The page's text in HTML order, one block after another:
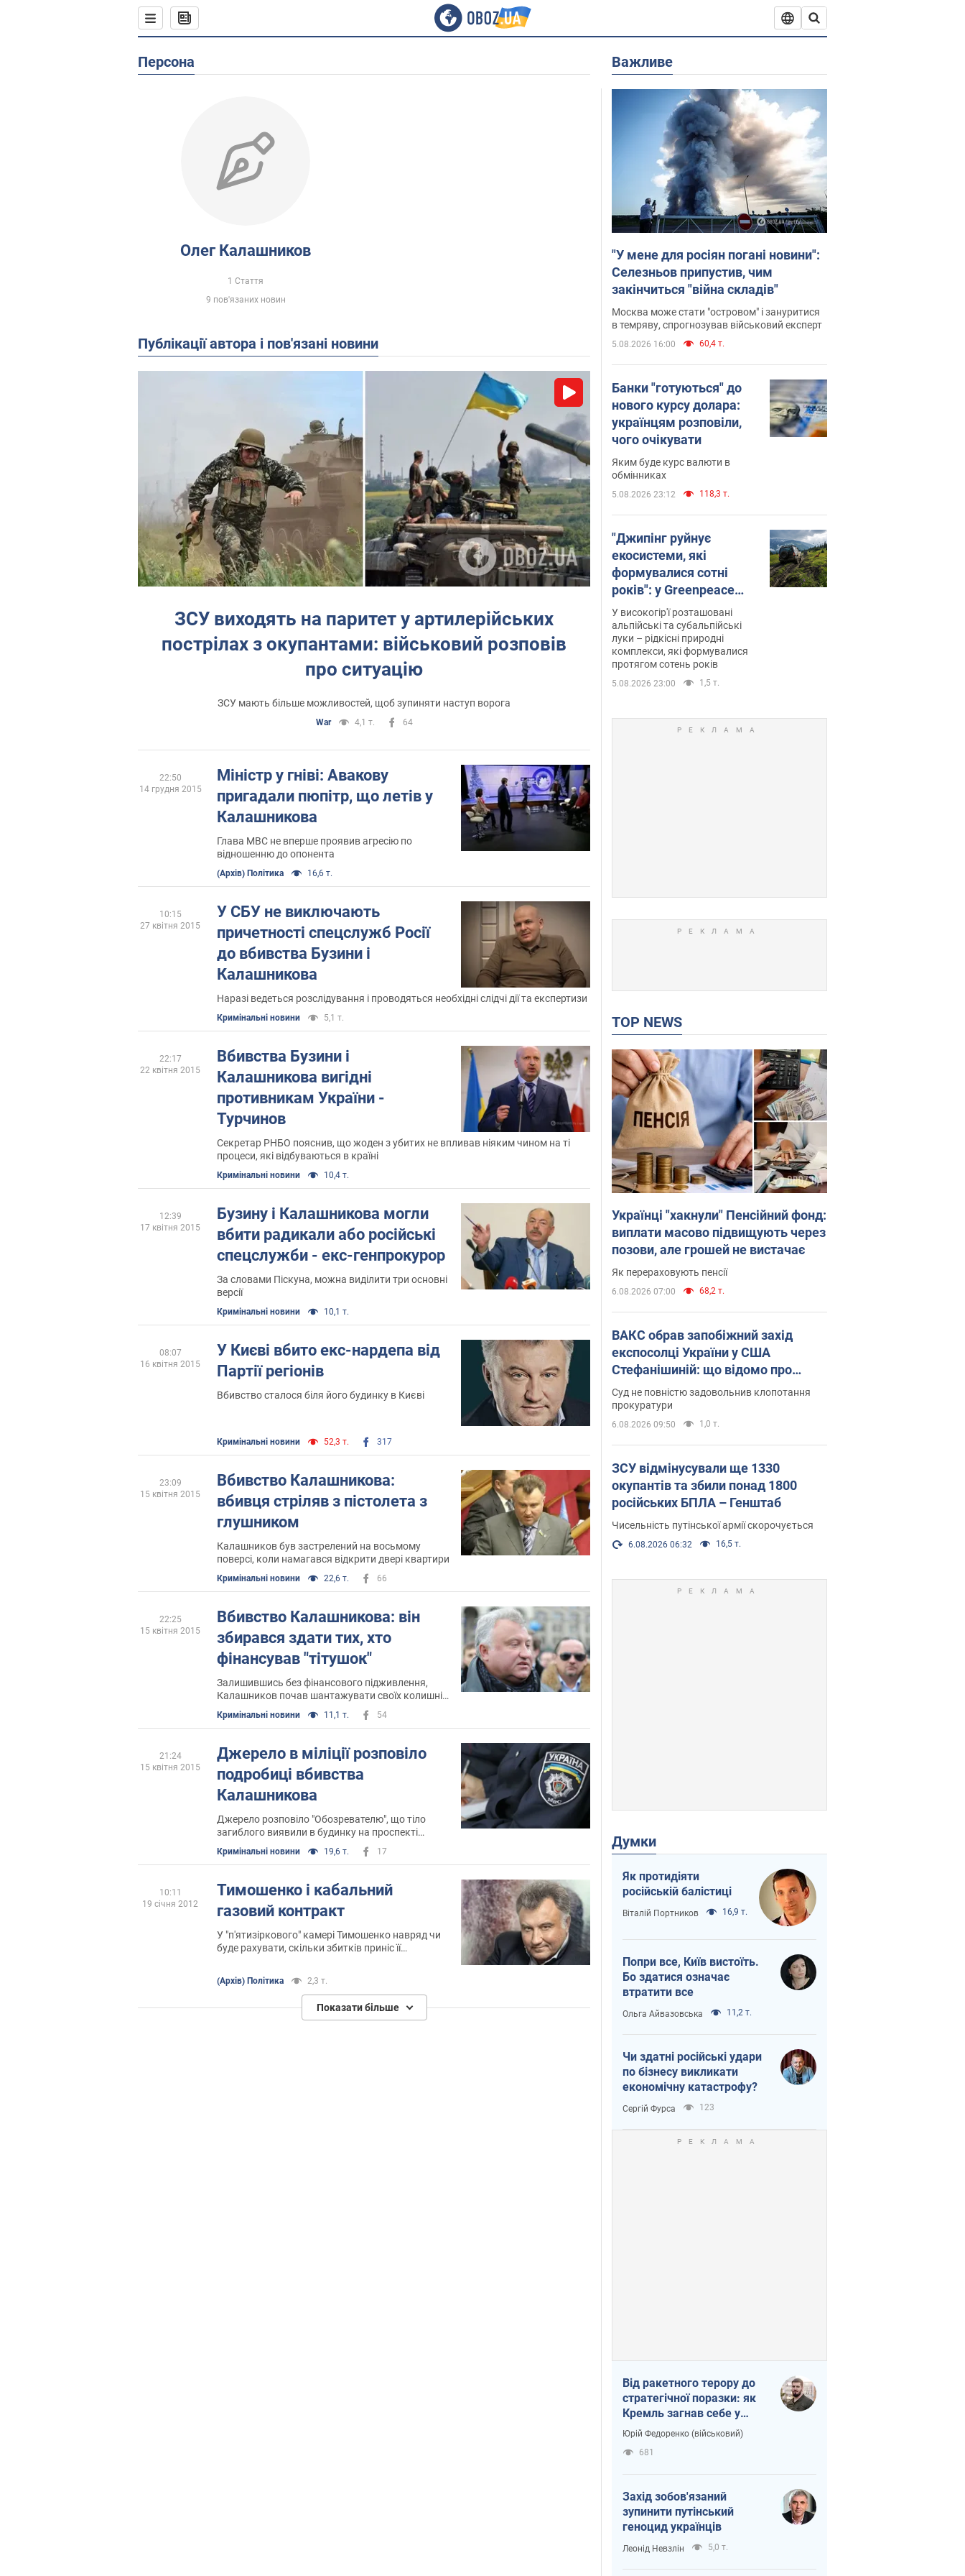
Персона
Олег Калашников
1 Стаття
9 пов'язаних новин
Публікації автора і пов'язані новини
ЗСУ виходять на паритет у артилерійських
пострілах з окупантами: військовий розповів
про ситуацію
ЗСУ мають більше можливостей, щоб зупиняти наступ ворога
War 4,1 т. 64
Міністр у гніві: Авакову
пригадали пюпітр, що летів у
Калашникова
Глава МВС не вперше проявив агресію по
відношенню до опонента
(Архів) Політика 16,6 т.
22:50
14 грудня 2015
У СБУ не виключають
причетності спецслужб Росії
до вбивства Бузини і
Калашникова
Наразі ведеться розслідування і проводяться необхідні слідчі дії та експертизи
Кримінальні новини 5,1 т.
10:15
27 квітня 2015
Вбивства Бузини і
Калашникова вигідні
противникам України -
Турчинов
Секретар РНБО пояснив, що жоден з убитих не впливав ніяким чином на ті
процеси, які відбуваються в країні
Кримінальні новини 10,4 т.
22:17
22 квітня 2015
Бузину і Калашникова могли
вбити радикали або російські
спецслужби - екс-генпрокурор
За словами Піскуна, можна виділити три основні
версії
Кримінальні новини 10,1 т.
12:39
17 квітня 2015
У Києві вбито екс-нардепа від
Партії регіонів
Вбивство сталося біля його будинку в Києві
Кримінальні новини 52,3 т. 317
08:07
16 квітня 2015
Вбивство Калашникова:
вбивця стріляв з пістолета з
глушником
Калашников був застрелений на восьмому
поверсі, коли намагався відкрити двері квартири
Кримінальні новини 22,6 т. 66
23:09
15 квітня 2015
Вбивство Калашникова: він
збирався здати тих, хто
фінансував "тітушок"
Залишившись без фінансового підживлення,
Калашников почав шантажувати своїх колишніх
наймачів
Кримінальні новини 11,1 т. 54
22:25
15 квітня 2015
Джерело в міліції розповіло
подробиці вбивства
Калашникова
Джерело розповіло "Обозревателю", що тіло
загиблого виявили в будинку на проспекті
Правди, 31 у Подільському районі
Кримінальні новини 19,6 т. 17
21:24
15 квітня 2015
Тимошенко і кабальний
газовий контракт
У "п'ятизіркового" камері Тимошенко навряд чи
буде рахувати, скільки збитків приніс її
(Архів) Політика 2,3 т.
10:11
19 січня 2012
Показати більше
Важливе
"У мене для росіян погані новини":
Селезньов припустив, чим
закінчиться "війна складів"
Москва може стати "островом" і зануритися
в темряву, спрогнозував військовий експерт
5.08.2026 16:00 60,4 т.
Банки "готуються" до
нового курсу долара:
українцям розповіли,
чого очікувати
Яким буде курс валюти в
обмінниках
5.08.2026 23:12 118,3 т.
"Джипінг руйнує
екосистеми, які
формувалися сотні
років": у Greenpeace
забили на сполох
У високогір'ї розташовані
альпійські та субальпійські
луки – рідкісні природні
комплекси, які формувалися
протягом сотень років
5.08.2026 23:00 1,5 т.
TOP NEWS
Українці "хакнули" Пенсійний фонд:
виплати масово підвищують через
позови, але грошей не вистачає
Як перераховують пенсії
6.08.2026 07:00 68,2 т.
ВАКС обрав запобіжний захід
експосолці України у США
Стефанішиній: що відомо про
справу
Суд не повністю задовольнив клопотання
прокуратури
6.08.2026 09:50 1,0 т.
ЗСУ відмінусували ще 1330
окупантів та збили понад 1800
російських БПЛА – Генштаб
Чисельність путінської армії скорочується
6.08.2026 06:32 16,5 т.
Думки
Як протидіяти
російській балістиці
Віталій Портников 16,9 т.
Попри все, Київ вистоїть.
Бо здатися означає
втратити все
Ольга Айвазовська 11,2 т.
Чи здатні російські удари
по бізнесу викликати
економічну катастрофу?
Сергій Фурса 123
Від ракетного терору до
стратегічної поразки: як
Кремль загнав себе у
пастку
Юрій Федоренко (військовий)
681
Захід зобов'язаний
зупинити путінський
геноцид українців
Леонід Невзлін 5,0 т.